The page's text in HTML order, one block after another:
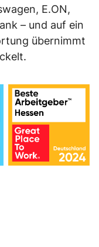
E.ON,
– und auf ein
übernimmt